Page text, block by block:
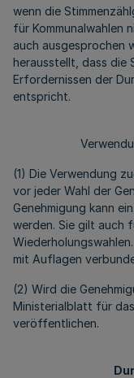
wenn die
für Kommunalwahlen
auch ausgesprochen
herausstellt, dass die
Erfordernissen der
entspricht.
(1) Die Verwendung
vor jeder Wahl der
Genehmigung kann
werden. Sie gilt auch
mit Auflagen
(2) Wird die
Ministerialblatt für
veröffentlichen.